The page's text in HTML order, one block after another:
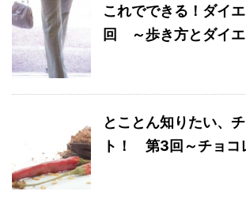
これでできる！ダイ
回 ～歩き方とダイエ
とことん知りたい、
ト！ 第3回～チョコ